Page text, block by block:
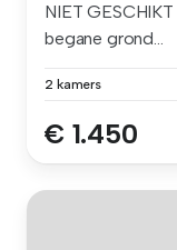
NIET
begane grond...
2 kamers
€ 1.450